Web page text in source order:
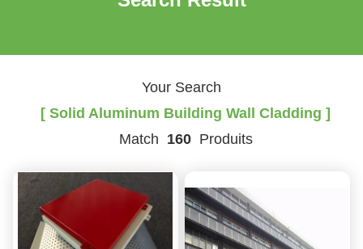
Your Search
[ Solid Aluminum Building Wall Cladding ]
Match 160Produits